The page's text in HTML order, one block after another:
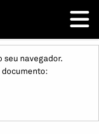
seu navegador.